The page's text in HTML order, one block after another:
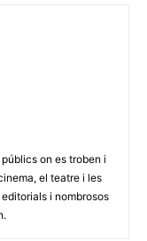
on es troben i
el teatre i les
i nombrosos